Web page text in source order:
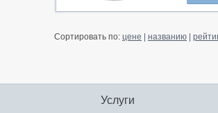
Сортировать по: цене названию
Услуги